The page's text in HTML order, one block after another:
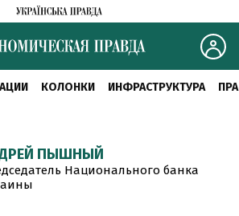
КОЛОНКИ ИНФРАСТРУКТУРА
ПЫШНЫЙ
Национального банка